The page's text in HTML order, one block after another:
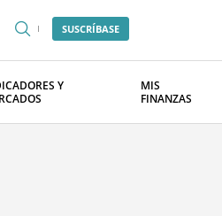
SUSCRÍBASE
Y
MIS
FINANZAS